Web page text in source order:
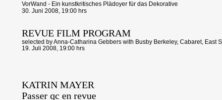
VorWand - Ein kunstkritisches Plädoyer für das Dekorative
30. Juni 2008, 19:00 hrs
REVUE FILM PROGRAM
selected by Anna-Catharina Gebbers with Busby Berkeley, Cabaret, East
19. Juli 2008, 19:00 hrs
KATRIN MAYER
Passer qc en revue